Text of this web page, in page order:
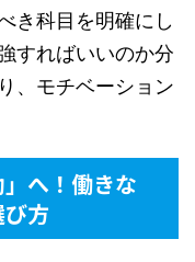
き科目を明確にし
すればいいのか分
、モチベーション
へ！働きな
方